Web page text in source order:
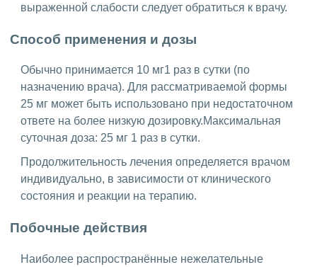
выраженной слабости следует обратиться к врачу.
Способ применения и дозы
Обычно принимается 10 мг1 раз в сутки (по
назначению врача). Для рассматриваемой формы
25 мг может быть использовано при недостаточном
ответе на более низкую дозировку.Максимальная
суточная доза: 25 мг 1 раз в сутки.
Продолжительность лечения определяется врачом
индивидуально, в зависимости от клинического
состояния и реакции на терапию.
Побочные действия
Наиболее распространённые нежелательные